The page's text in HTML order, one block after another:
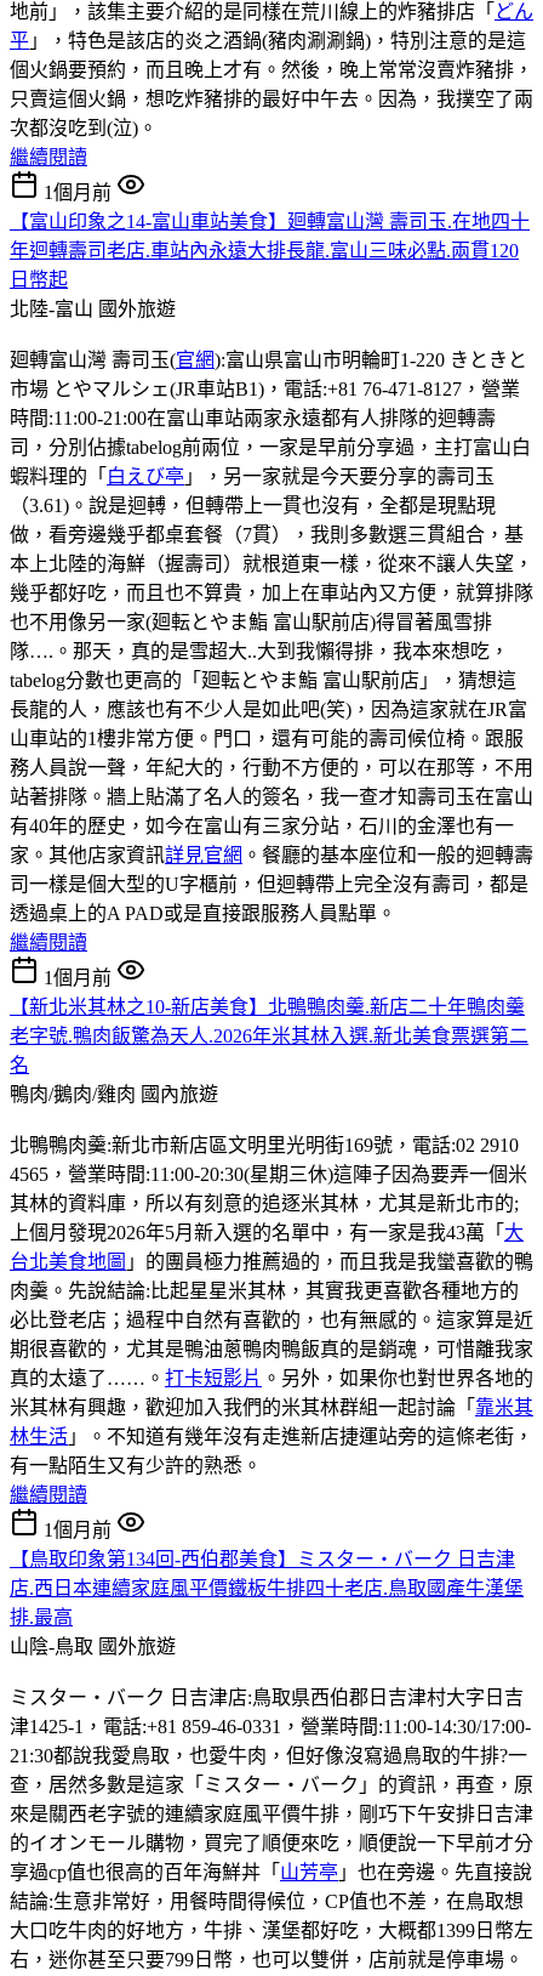
地前」，該集主要介紹的是同樣在荒川線上的炸豬排店「 どん
平 」，特色是該店的炎之酒鍋(豬肉涮涮鍋)，特別注意的是這
個火鍋要預約，而且晚上才有。然後，晚上常常沒賣炸豬排，
只賣這個火鍋，想吃炸豬排的最好中午去。因為，我撲空了兩
次都沒吃到(泣)。
繼續閱讀
1個月前
【富山印象之14-富山車站美食】廻轉富山灣 壽司玉.在地四十
年迴轉壽司老店.車站內永遠大排長龍.富山三味必點.兩貫120
日幣起
北陸-富山 國外旅遊
廻轉富山灣 壽司玉(官網):富山県富山市明輪町1-220 きときと
市場 とやマルシェ(JR車站B1)，電話:+81 76-471-8127，營業
時間:11:00-21:00在富山車站兩家永遠都有人排隊的迴轉壽
司，分別佔據tabelog前兩位，一家是早前分享過，主打富山白
蝦料理的「 白えび亭 」，另一家就是今天要分享的壽司玉
（3.61)。說是迴𨍭，但轉帶上一貫也沒有，全都是現點現
做，看旁邊幾乎都桌套餐（7貫），我則多數選三貫組合，基
本上北陸的海鮮（握壽司）就根道東一樣，從來不讓人失望，
幾乎都好吃，而且也不算貴，加上在車站內又方便，就算排隊
也不用像另一家(廻転とやま鮨 富山駅前店)得冒著風雪排
隊….。那天，真的是雪超大..大到我懶得排，我本來想吃，
tabelog分數也更高的「廻転とやま鮨 富山駅前店」，猜想這
長龍的人，應該也有不少人是如此吧(笑)，因為這家就在JR富
山車站的1樓非常方便。門口，還有可能的壽司候位椅。跟服
務人員說一聲，年紀大的，行動不方便的，可以在那等，不用
站著排隊。牆上貼滿了名人的簽名，我一查才知壽司玉在富山
有40年的歷史，如今在富山有三家分站，石川的金澤也有一
家。其他店家資訊詳見官網 。餐廳的基本座位和一般的迴轉壽
司一樣是個大型的U字櫃前，但迴轉帶上完全沒有壽司，都是
透過桌上的A PAD或是直接跟服務人員點單。
繼續閱讀
1個月前
【新北米其林之10-新店美食】北鴨鴨肉羹.新店二十年鴨肉羹
老字號.鴨肉飯驚為天人.2026年米其林入選.新北美食票選第二
名
鴨肉/鵝肉/雞肉 國內旅遊
北鴨鴨肉羹:新北市新店區文明里光明街169號，電話:02 2910
4565，營業時間:11:00-20:30(星期三休)這陣子因為要弄一個米
其林的資料庫，所以有刻意的追逐米其林，尤其是新北市的;
上個月發現2026年5月新入選的名單中，有一家是我43萬「 大
台北美食地圖 」的團員極力推薦過的，而且我是我蠻喜歡的鴨
肉羹。先說結論:比起星星米其林，其實我更喜歡各種地方的
必比登老店；過程中自然有喜歡的，也有無感的。這家算是近
期很喜歡的，尤其是鴨油蔥鴨肉鴨飯真的是銷魂，可惜離我家
真的太遠了……。 打卡短影片 。另外，如果你也對世界各地的
米其林有興趣，歡迎加入我們的米其林群組一起討論「 靠米其
林生活 」。不知道有幾年沒有走進新店捷運站旁的這條老街，
有一點陌生又有少許的熟悉。
繼續閱讀
1個月前
【鳥取印象第134回-西伯郡美食】ミスター・バーク 日吉津
店.西日本連續家庭風平價鐵板牛排四十老店.鳥取國產牛漢堡
排.最高
山陰-鳥取 國外旅遊
ミスター・バーク 日吉津店:鳥取県西伯郡日吉津村大字日吉
津1425-1，電話:+81 859-46-0331，營業時間:11:00-14:30/17:00-
21:30都說我愛鳥取，也愛牛肉，但好像沒寫過鳥取的牛排?一
查，居然多數是這家「ミスター・バーク」的資訊，再查，原
來是關西老字號的連續家庭風平價牛排，剛巧下午安排日吉津
的イオンモール購物，買完了順便來吃，順便說一下早前才分
享過cp值也很高的百年海鮮丼「 山芳亭 」也在旁邊。先直接說
結論:生意非常好，用餐時間得候位，CP值也不差，在鳥取想
大口吃牛肉的好地方，牛排、漢堡都好吃，大概都1399日幣左
右，迷你甚至只要799日幣，也可以雙併，店前就是停車場。